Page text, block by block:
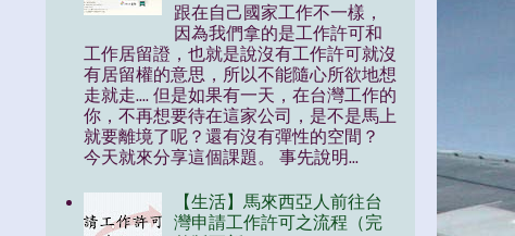
跟在自己國家工作不一樣，
因為我們拿的是工作許可和
工作居留證，也就是說沒有工作許可就沒
有居留權的意思，所以不能隨心所欲地想
走就走.... 但是如果有一天，在台灣工作的
你，不再想要待在這家公司，是不是馬上
就要離境了呢？還有沒有彈性的空間？
今天就來分享這個課題。 事先說明...
【生活】馬來西亞人前往台
灣申請工作許可之流程（完